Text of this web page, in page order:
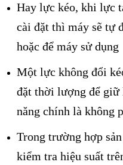
Hay lực kéo, khi lực
cài đặt thì máy sẽ tự
hoặc để máy sử dụng
Một lực không đổi
đặt thời lượng để giữ
năng chính là không
Trong trường hợp
kiểm tra hiệu suất